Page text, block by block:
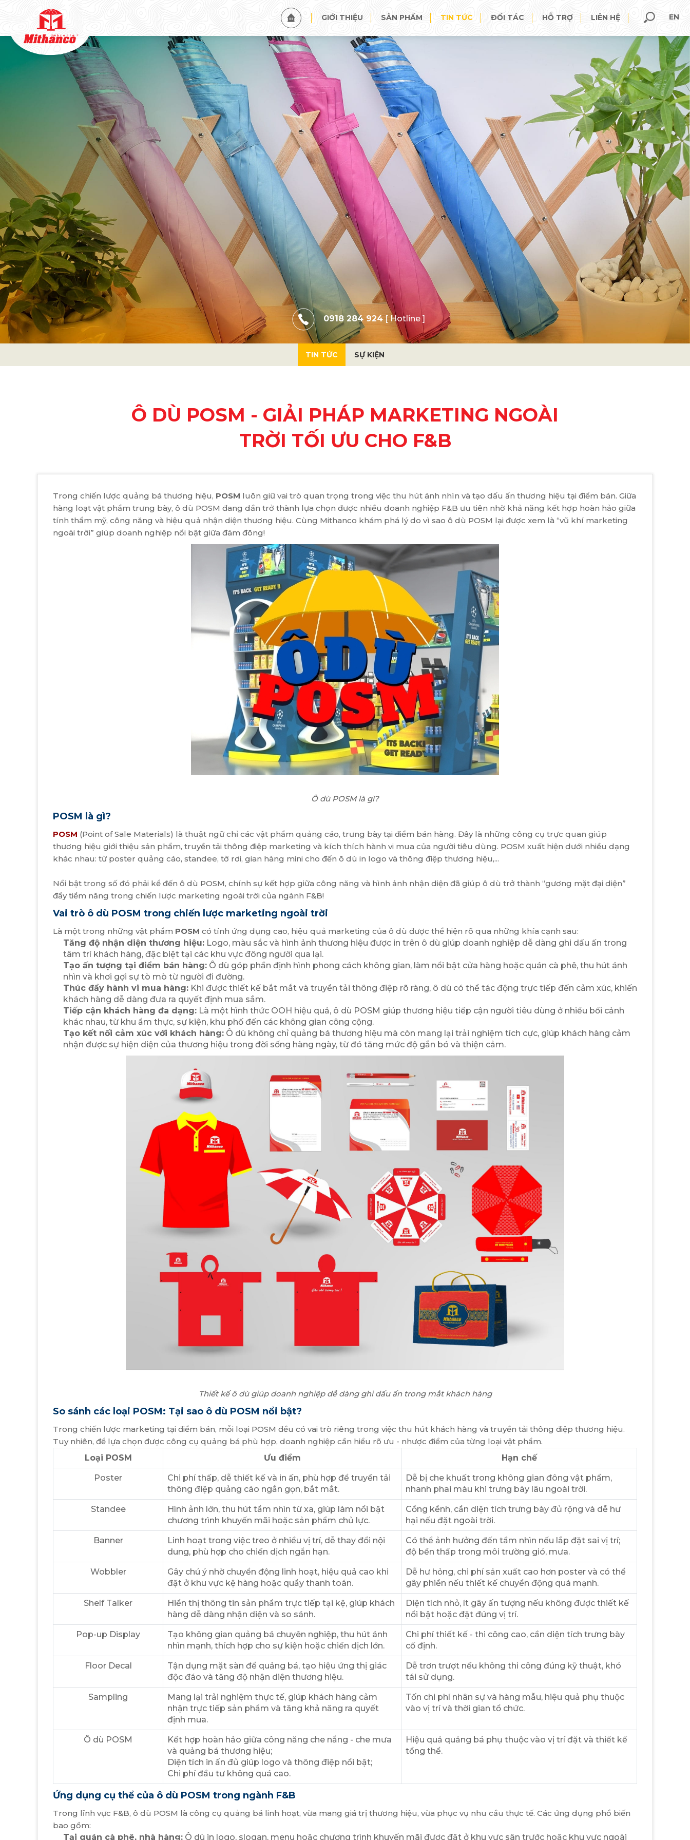
EN
GIỚI THIỆU SẢN PHẨM TIN TỨC ĐỐI TÁC HỖ TRỢ LIÊN HỆ
TIN TỨC SỰ KIỆN
0918 284 924 [ Hotline ]
TIN TỨC SỰ KIỆN
Ô DÙ POSM - GIẢI PHÁP MARKETING NGOÀI
TRỜI TỐI ƯU CHO F&B
Trong chiến lược quảng bá thương hiệu, POSM luôn giữ vai trò quan trọng trong việc thu hút ánh nhìn và tạo dấu ấn thương hiệu tại điểm bán. Giữa
hàng loạt vật phẩm trưng bày, ô dù POSM đang dần trở thành lựa chọn được nhiều doanh nghiệp F&B ưu tiên nhờ khả năng kết hợp hoàn hảo giữa
tính thẩm mỹ, công năng và hiệu quả nhận diện thương hiệu. Cùng Mithanco khám phá lý do vì sao ô dù POSM lại được xem là “vũ khí marketing
ngoài trời” giúp doanh nghiệp nổi bật giữa đám đông!
Ô dù POSM là gì?
POSM là gì?
POSM (Point of Sale Materials) là thuật ngữ chỉ các vật phẩm quảng cáo, trưng bày tại điểm bán hàng. Đây là những công cụ trực quan giúp
thương hiệu giới thiệu sản phẩm, truyền tải thông điệp marketing và kích thích hành vi mua của người tiêu dùng. POSM xuất hiện dưới nhiều dạng
khác nhau: từ poster quảng cáo, standee, tờ rơi, gian hàng mini cho đến ô dù in logo và thông điệp thương hiệu,...
Nổi bật trong số đó phải kể đến ô dù POSM, chính sự kết hợp giữa công năng và hình ảnh nhận diện đã giúp ô dù trở thành “gương mặt đại diện”
đầy tiềm năng trong chiến lược marketing ngoài trời của ngành F&B!
Vai trò ô dù POSM trong chiến lược marketing ngoài trời
Là một trong những vật phẩm POSM có tính ứng dụng cao, hiệu quả marketing của ô dù được thể hiện rõ qua những khía cạnh sau:
Tăng độ nhận diện thương hiệu: Logo, màu sắc và hình ảnh thương hiệu được in trên ô dù giúp doanh nghiệp dễ dàng ghi dấu ấn trong
tâm trí khách hàng, đặc biệt tại các khu vực đông người qua lại.
Tạo ấn tượng tại điểm bán hàng: Ô dù góp phần định hình phong cách không gian, làm nổi bật cửa hàng hoặc quán cà phê, thu hút ánh
nhìn và khơi gợi sự tò mò từ người đi đường.
Thúc đẩy hành vi mua hàng: Khi được thiết kế bắt mắt và truyền tải thông điệp rõ ràng, ô dù có thể tác động trực tiếp đến cảm xúc, khiến
khách hàng dễ dàng đưa ra quyết định mua sắm.
Tiếp cận khách hàng đa dạng: Là một hình thức OOH hiệu quả, ô dù POSM giúp thương hiệu tiếp cận người tiêu dùng ở nhiều bối cảnh
khác nhau, từ khu ẩm thực, sự kiện, khu phố đến các không gian công cộng.
Tạo kết nối cảm xúc với khách hàng: Ô dù không chỉ quảng bá thương hiệu mà còn mang lại trải nghiệm tích cực, giúp khách hàng cảm
nhận được sự hiện diện của thương hiệu trong đời sống hàng ngày, từ đó tăng mức độ gắn bó và thiện cảm.
Thiết kế ô dù giúp doanh nghiệp dễ dàng ghi dấu ấn trong mắt khách hàng
So sánh các loại POSM: Tại sao ô dù POSM nổi bật?
Trong chiến lược marketing tại điểm bán, mỗi loại POSM đều có vai trò riêng trong việc thu hút khách hàng và truyền tải thông điệp thương hiệu.
Tuy nhiên, để lựa chọn được công cụ quảng bá phù hợp, doanh nghiệp cần hiểu rõ ưu - nhược điểm của từng loại vật phẩm.
Loại POSM
Ưu điểm Hạn chế
Poster
Chi phí thấp, dễ thiết kế và in ấn, phù hợp để truyền tải
thông điệp quảng cáo ngắn gọn, bắt mắt.
Dễ bị che khuất trong không gian đông vật phẩm,
nhanh phai màu khi trưng bày lâu ngoài trời.
Standee
Hình ảnh lớn, thu hút tầm nhìn từ xa, giúp làm nổi bật
chương trình khuyến mãi hoặc sản phẩm chủ lực.
Cồng kềnh, cần diện tích trưng bày đủ rộng và dễ hư
hại nếu đặt ngoài trời.
Banner
Linh hoạt trong việc treo ở nhiều vị trí, dễ thay đổi nội
dung, phù hợp cho chiến dịch ngắn hạn.
Có thể ảnh hưởng đến tầm nhìn nếu lắp đặt sai vị trí;
độ bền thấp trong môi trường gió, mưa.
Wobbler
Gây chú ý nhờ chuyển động linh hoạt, hiệu quả cao khi
đặt ở khu vực kệ hàng hoặc quầy thanh toán.
Dễ hư hỏng, chi phí sản xuất cao hơn poster và có thể
gây phiền nếu thiết kế chuyển động quá mạnh.
Shelf Talker
Hiển thị thông tin sản phẩm trực tiếp tại kệ, giúp khách
hàng dễ dàng nhận diện và so sánh.
Diện tích nhỏ, ít gây ấn tượng nếu không được thiết kế
nổi bật hoặc đặt đúng vị trí.
Pop-up Display
Tạo không gian quảng bá chuyên nghiệp, thu hút ánh
nhìn mạnh, thích hợp cho sự kiện hoặc chiến dịch lớn.
Chi phí thiết kế - thi công cao, cần diện tích trưng bày
cố định.
Floor Decal
Tận dụng mặt sàn để quảng bá, tạo hiệu ứng thị giác
độc đáo và tăng độ nhận diện thương hiệu.
Dễ trơn trượt nếu không thi công đúng kỹ thuật, khó
tái sử dụng.
Sampling
Mang lại trải nghiệm thực tế, giúp khách hàng cảm
nhận trực tiếp sản phẩm và tăng khả năng ra quyết
định mua.
Tốn chi phí nhân sự và hàng mẫu, hiệu quả phụ thuộc
vào vị trí và thời gian tổ chức.
Ô dù POSM
Kết hợp hoàn hảo giữa công năng che nắng - che mưa
và quảng bá thương hiệu;
Diện tích in ấn đủ giúp logo và thông điệp nổi bật;
Chi phí đầu tư không quá cao.
Hiệu quả quảng bá phụ thuộc vào vị trí đặt và thiết kế
tổng thể.
Ứng dụng cụ thể của ô dù POSM trong ngành F&B
Trong lĩnh vực F&B, ô dù POSM là công cụ quảng bá linh hoạt, vừa mang giá trị thương hiệu, vừa phục vụ nhu cầu thực tế. Các ứng dụng phổ biến
bao gồm:
Tại quán cà phê, nhà hàng: Ô dù in logo, slogan, menu hoặc chương trình khuyến mãi được đặt ở khu vực sân trước hoặc khu vực ngoài